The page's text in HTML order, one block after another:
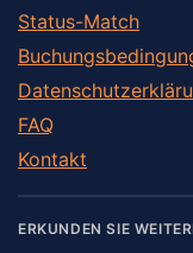
Status-Match
FAQ
Kontakt
ERKUNDEN SIE